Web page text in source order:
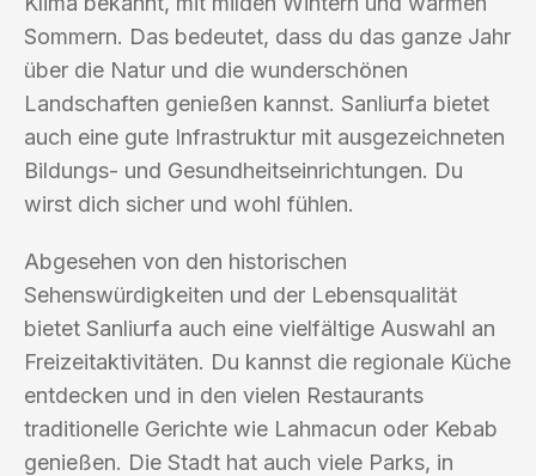
Sommern. Das bedeutet, dass du das ganze Jahr
über die Natur und die wunderschönen
Landschaften genießen kannst. Sanliurfa bietet
auch eine gute Infrastruktur mit ausgezeichneten
Bildungs- und Gesundheitseinrichtungen. Du
wirst dich sicher und wohl fühlen.
Abgesehen von den historischen
Sehenswürdigkeiten und der Lebensqualität
bietet Sanliurfa auch eine vielfältige Auswahl an
Freizeitaktivitäten. Du kannst die regionale Küche
entdecken und in den vielen Restaurants
traditionelle Gerichte wie Lahmacun oder Kebab
genießen. Die Stadt hat auch viele Parks, in